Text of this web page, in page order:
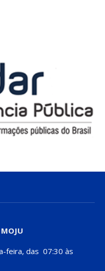
feira, das 07:30 às